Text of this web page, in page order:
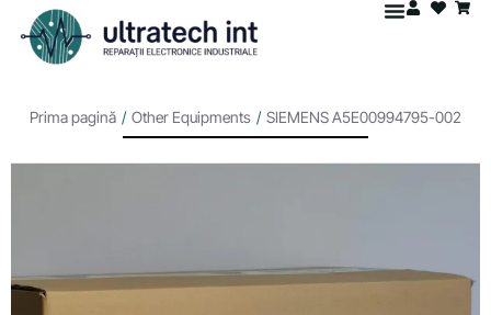
Prima pagină / Other Equipments / SIEMENS A5E00994795-002